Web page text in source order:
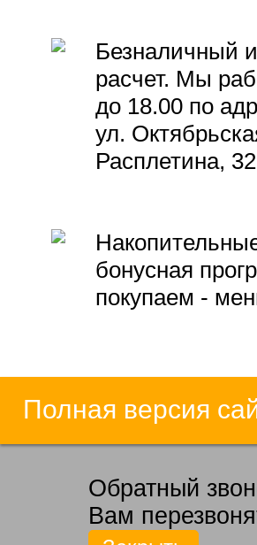
Безналичный
расчет. Мы
до 18.00 по
ул.
Расплетина, 32
бонусная
покупаем -
Полная версия
Обратный
Вам